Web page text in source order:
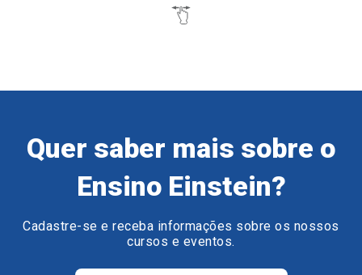
Quer saber mais sobre o
Ensino Einstein?
Cadastre-se e receba informações sobre os nossos
cursos e eventos.